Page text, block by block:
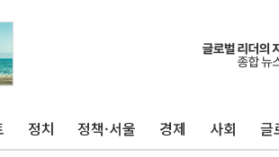
정치 정책·서울 경제 사회 글